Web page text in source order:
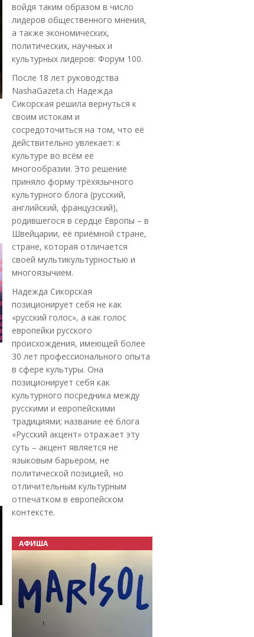
войдя таким образом в число
лидеров общественного мнения,
а также экономических,
политических, научных и
культурных лидеров: Форум 100.
После 18 лет руководства
NashaGazeta.ch Надежда
Сикорская решила вернуться к
своим истокам и
сосредоточиться на том, что её
действительно увлекает: к
культуре во всём её
многообразии. Это решение
приняло форму трёхязычного
культурного блога (русский,
английский, французский),
родившегося в сердце Европы – в
Швейцарии, её приёмной стране,
стране, которая отличается
своей мультикультурностью и
многоязычием.
Надежда Сикорская
позиционирует себя не как
«русский голос», а как голос
европейки русского
происхождения, имеющей более
30 лет профессионального опыта
в сфере культуры. Она
позиционирует себя как
культурного посредника между
русскими и европейскими
традициями; название её блога
«Русский акцент» отражает эту
суть – акцент является не
языковым барьером, не
политической позицией, но
отличительным культурным
отпечатком в европейском
контексте.
АФИША